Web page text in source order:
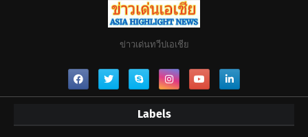
ข่าวเด่นทวีปเอเชีย
Labels